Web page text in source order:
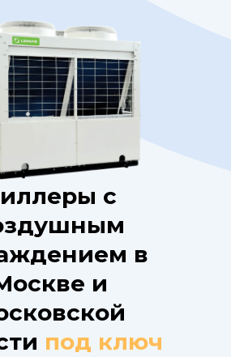
с
в
и
под ключ